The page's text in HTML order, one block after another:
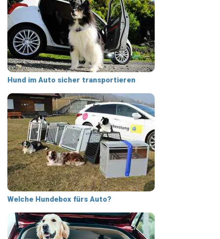
Hund im Auto sicher transportieren
Welche Hundebox fürs Auto?